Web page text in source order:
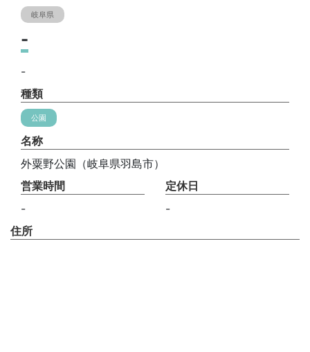
岐阜県
-
-
種類
公園
名称
外粟野公園（岐阜県羽島市）
営業時間
-
定休日
-
住所